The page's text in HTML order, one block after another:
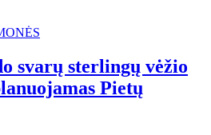
svarų sterlingų vėžio
Pietų